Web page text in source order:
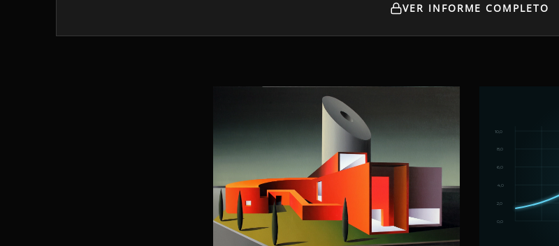
VER INFORME COMPLETO
0,0
2,0
4,0
6,0
8,0
10,0